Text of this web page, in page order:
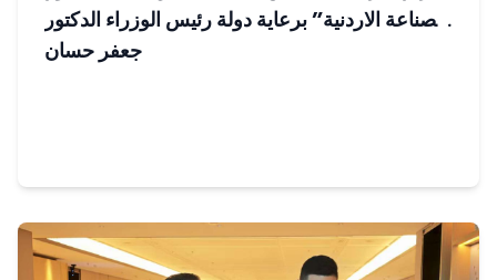
الصناعة الاردنية" برعاية دولة رئيس الوزراء الدكتور
جعفر حسان